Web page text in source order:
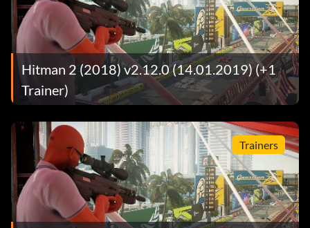
Hitman 2 (2018) v2.12.0 (14.01.2019) (+1
Trainer)
Trainers